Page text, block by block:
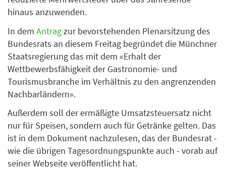
hinaus anzuwenden.
In dem Antragzur bevorstehenden Plenarsitzung des
Bundesrats an diesem Freitag begründet die Münchner
Staatsregierung das mit dem «Erhalt der
Wettbewerbsfähigkeit der Gastronomie- und
Tourismusbranche im Verhältnis zu den angrenzenden
Nachbarländern».
Außerdem soll der ermäßigte Umsatzsteuersatz nicht
nur für Speisen, sondern auch für Getränke gelten. Das
ist in dem Dokument nachzulesen, das der Bundesrat -
wie die übrigen Tagesordnungspunkte auch - vorab auf
seiner Webseite veröffentlicht hat.